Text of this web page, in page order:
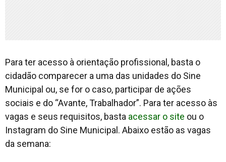
Para ter acesso à orientação profissional, basta o
cidadão comparecer a uma das unidades do Sine
Municipal ou, se for o caso, participar de ações
sociais e do “Avante, Trabalhador”. Para ter acesso às
vagas e seus requisitos, basta acessar o site ou o
Instagram do Sine Municipal. Abaixo estão as vagas
da semana: